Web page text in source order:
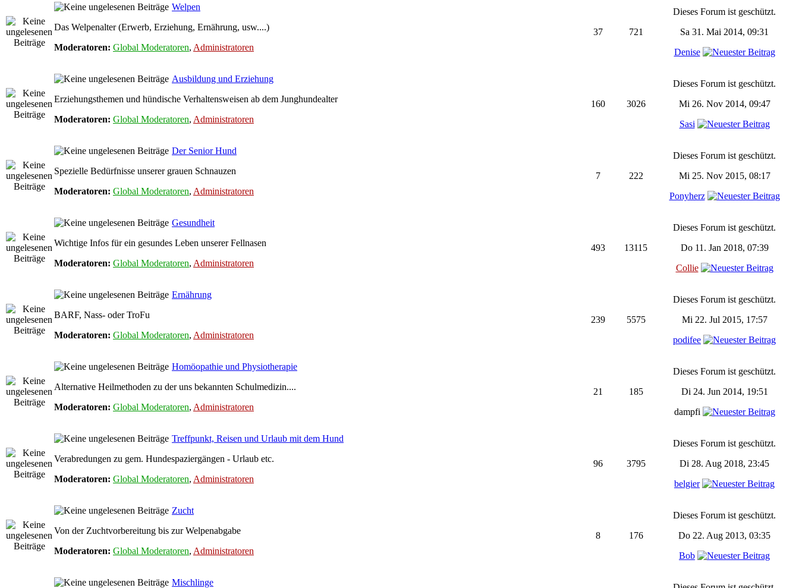
Welpen
Das Welpenalter (Erwerb, Erziehung, Ernährung, usw....)
Moderatoren: Global Moderatoren, Administratoren
37 721
Dieses Forum ist geschützt.
Sa 31. Mai 2014, 09:31
Denise
Ausbildung und Erziehung
Erziehungsthemen und hündische Verhaltensweisen ab dem Junghundealter
Moderatoren: Global Moderatoren, Administratoren
160 3026
Dieses Forum ist geschützt.
Mi 26. Nov 2014, 09:47
Sasi
Der Senior Hund
Spezielle Bedürfnisse unserer grauen Schnauzen
Moderatoren: Global Moderatoren, Administratoren
7 222
Dieses Forum ist geschützt.
Mi 25. Nov 2015, 08:17
Ponyherz
Gesundheit
Wichtige Infos für ein gesundes Leben unserer Fellnasen
Moderatoren: Global Moderatoren, Administratoren
493 13115
Dieses Forum ist geschützt.
Do 11. Jan 2018, 07:39
Collie
Ernährung
BARF, Nass- oder TroFu
Moderatoren: Global Moderatoren, Administratoren
239 5575
Dieses Forum ist geschützt.
Mi 22. Jul 2015, 17:57
podifee
Homöopathie und Physiotherapie
Alternative Heilmethoden zu der uns bekannten Schulmedizin....
Moderatoren: Global Moderatoren, Administratoren
21 185
Dieses Forum ist geschützt.
Di 24. Jun 2014, 19:51
dampfi
Treffpunkt, Reisen und Urlaub mit dem Hund
Verabredungen zu gem. Hundespaziergängen - Urlaub etc.
Moderatoren: Global Moderatoren, Administratoren
96 3795
Dieses Forum ist geschützt.
Di 28. Aug 2018, 23:45
belgier
Zucht
Von der Zuchtvorbereitung bis zur Welpenabgabe
Moderatoren: Global Moderatoren, Administratoren
8 176
Dieses Forum ist geschützt.
Do 22. Aug 2013, 03:35
Bob
Mischlinge